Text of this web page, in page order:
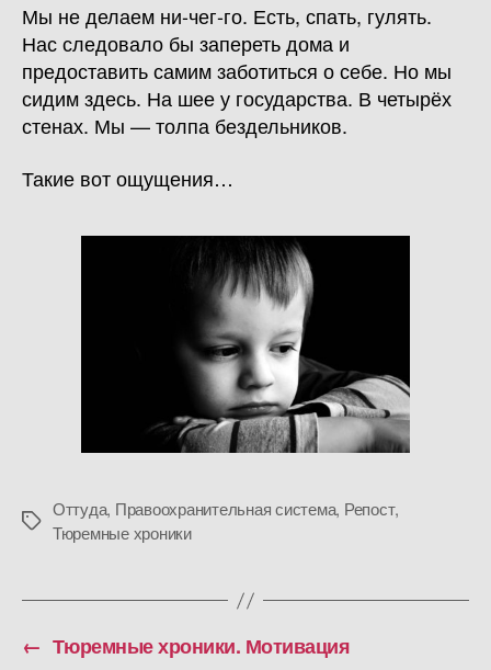
Мы не делаем ни-чег-го. Есть, спать, гулять.
Нас следовало бы запереть дома и
предоставить самим заботиться о себе. Но мы
сидим здесь. На шее у государства. В четырёх
стенах. Мы — толпа бездельников.
Такие вот ощущения…
Метки
Оттуда, Правоохранительная система, Репост,
Тюремные хроники
← Тюремные хроники. Мотивация